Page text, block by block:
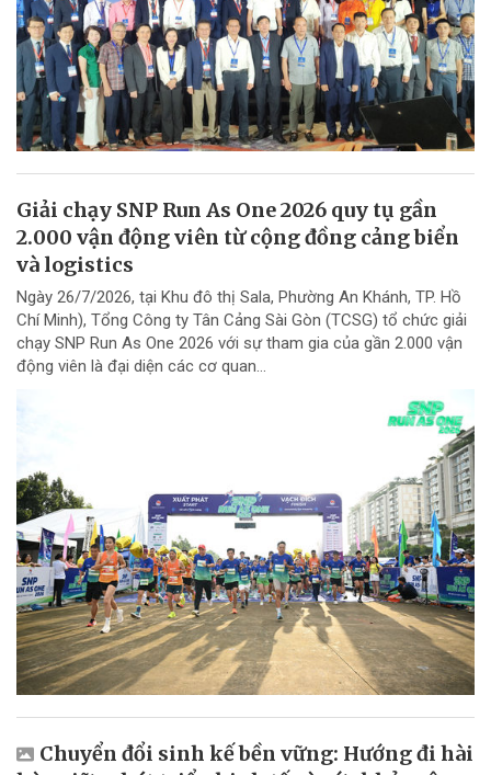
Giải chạy SNP Run As One 2026 quy tụ gần
2.000 vận động viên từ cộng đồng cảng biển
và logistics
Ngày 26/7/2026, tại Khu đô thị Sala, Phường An Khánh, TP. Hồ
Chí Minh), Tổng Công ty Tân Cảng Sài Gòn (TCSG) tổ chức giải
chạy SNP Run As One 2026 với sự tham gia của gần 2.000 vận
động viên là đại diện các cơ quan...
Chuyển đổi sinh kế bền vững: Hướng đi hài